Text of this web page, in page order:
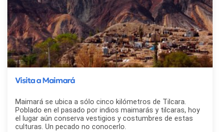
Visita a Maimará
Maimará se ubica a sólo cinco kilómetros de Tilcara.
Poblado en el pasado por indios maimarás y tilcaras, hoy
el lugar aún conserva vestigios y costumbres de estas
culturas. Un pecado no conocerlo.